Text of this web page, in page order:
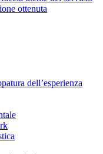
ottenuta
dell’esperienza